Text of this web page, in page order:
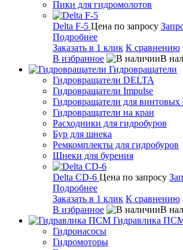
Пики для гидромолотов
Delta F-5 Цена по запросу
Подробнее
Заказать в 1 клик К сравнению
В избранное
В
Гидровращатели
Гидровращатели DELTA
Гидровращатели Impulse
Гидровращатели для винтовых
Гидровращатели на кран
Расходники для гидробуров
Бур для шнека
Ремкомплекты для гидробуров
Шнеки для бурения
Delta CD-6 Цена по запросу
Подробнее
Заказать в 1 клик К сравнению
В избранное
В
Гидравлика
Гидронасосы
Гидромоторы